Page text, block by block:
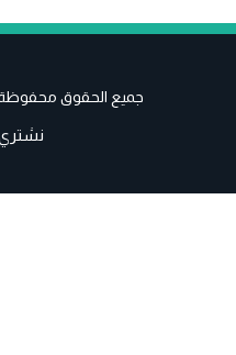
جميع الحقوق محفوظة